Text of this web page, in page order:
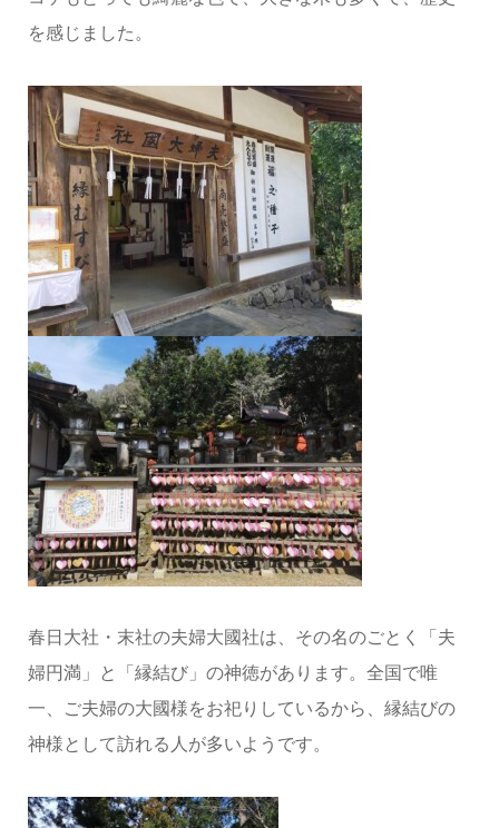
を感じました。
春日大社・末社の夫婦大國社は、その名のごとく「夫
婦円満」と「縁結び」の神徳があります。全国で唯
一、ご夫婦の大國様をお祀りしているから、縁結びの
神様として訪れる人が多いようです。